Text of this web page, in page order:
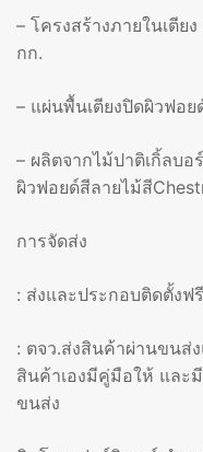
– โครงสร้างภายในเตีย
กก.
– แผ่นพื้นเตียงปิดผิวฟอ
– ผลิตจากไม้ปาติเกิ้ลบอ
ผิวฟอยด์สีลายไม้สี
การจัดส่ง
: ส่งและประกอบติดตั้ง
: ตจว.ส่งสินค้าผ่านขนส่
สินค้าเองมีคู่มือให้ และ
ขนส่ง